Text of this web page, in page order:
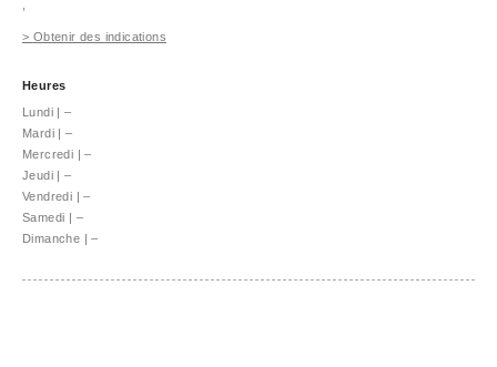
> Obtenir des indications
Heures
Lundi | –
Mardi | –
Mercredi | –
Jeudi | –
Vendredi | –
Samedi | –
Dimanche | –